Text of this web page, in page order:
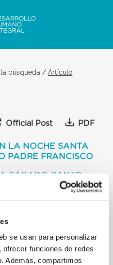
se usan para personalizar
funciones de redes
Además, compartimos
búsqueda /Artículo
Official Post PDF
LA NOCHE SANTA
PADRE FRANCISCO
SÁBADO SANTO
y jóvenes que resisten el
de todos aquellos que
el dolor de la
y la trata. En